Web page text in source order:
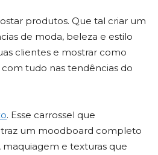
produtos. Que tal criar um
de moda, beleza e estilo
clientes e mostrar como
com tudo nas tendências do
. Esse carrossel que
traz um moodboard completo
maquiagem e texturas que